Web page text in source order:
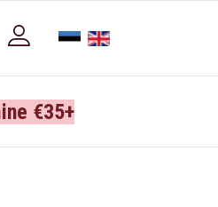
€35+